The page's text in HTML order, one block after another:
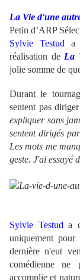
La Vie d'une
Petin d’ARP
Sylvie Testud a
réalisation de La
jolie somme de
Durant le
sentent pas
expliquer sans
sentent dirigés
Les mots me
geste. J'ai essayé
Sylvie Testud a
uniquement pour
dernière n'eut
comédienne ne
accomplie et